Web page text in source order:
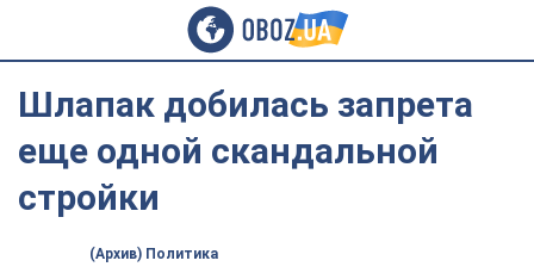
Шлапак добилась запрета
еще одной скандальной
стройки
(Архив) Политика